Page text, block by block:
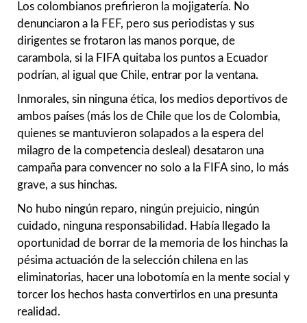
Los colombianos prefirieron la mojigatería. No
denunciaron a la FEF, pero sus periodistas y sus
dirigentes se frotaron las manos porque, de
carambola, si la FIFA quitaba los puntos a Ecuador
podrían, al igual que Chile, entrar por la ventana.
Inmorales, sin ninguna ética, los medios deportivos de
ambos países (más los de Chile que los de Colombia,
quienes se mantuvieron solapados a la espera del
milagro de la competencia desleal) desataron una
campaña para convencer no solo a la FIFA sino, lo más
grave, a sus hinchas.
No hubo ningún reparo, ningún prejuicio, ningún
cuidado, ninguna responsabilidad. Había llegado la
oportunidad de borrar de la memoria de los hinchas la
pésima actuación de la selección chilena en las
eliminatorias, hacer una lobotomía en la mente social y
torcer los hechos hasta convertirlos en una presunta
realidad.